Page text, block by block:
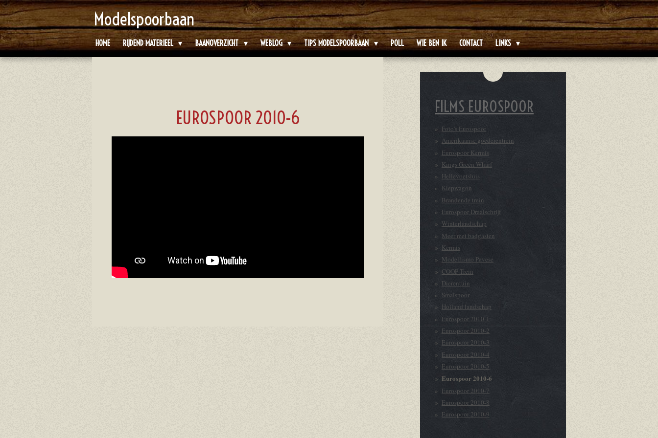
Ga
direct
naar
de
Modelspoorbaan
HOME RIJDEND MATERIEEL BAANOVERZICHT WEBLOG TIPS MODELSPOORBAAN POLL WIE BEN IK CONTACT LINKS
EUROSPOOR 2010-6 FILMS EUROSPOOR
Foto's Eurospoor
Amerikaanse goederentrein
Eurospoor Kermis
Kings Green Wharf
Hellevoetsluis
Kiepwagon
Brandende trein
Eurospoor Draaischrijf
Winterlandschap
Meer met badgasten
Kermis
Modellismo Pavese
COOP Trein
Dierentuin
Smalspoor
Holland landschap
Eurospoor 2010-1
Eurospoor 2010-2
Eurospoor 2010-3
Eurospoor 2010-4
Eurospoor 2010-5
Eurospoor 2010-6
Eurospoor 2010-7
Eurospoor 2010-8
Eurospoor 2010-9